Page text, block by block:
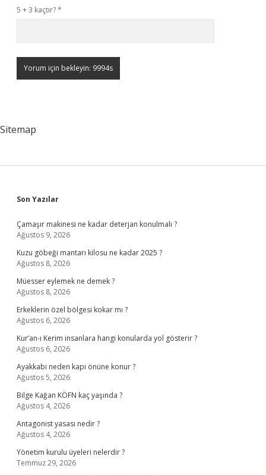
5 + 3 kaçtır?*
Sitemap
Sidebar
Son Yazılar
Çamaşır makinesi ne kadar deterjan konulmalı ?
Ağustos 9, 2026
Kuzu göbeği mantarı kilosu ne kadar 2025 ?
Ağustos 8, 2026
Müesser eylemek ne demek ?
Ağustos 8, 2026
Erkeklerin özel bölgesi kokar mı ?
Ağustos 6, 2026
Kur’an-ı Kerim insanlara hangi konularda yol gösterir ?
Ağustos 6, 2026
Ayakkabı neden kapı önüne konur ?
Ağustos 5, 2026
Bilge Kağan KÖFN kaç yaşında ?
Ağustos 4, 2026
Antagonist yasası nedir ?
Ağustos 4, 2026
Yönetim kurulu üyeleri nelerdir ?
Temmuz 29, 2026